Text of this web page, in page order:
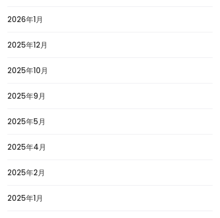
2026年1月
2025年12月
2025年10月
2025年9月
2025年5月
2025年4月
2025年2月
2025年1月